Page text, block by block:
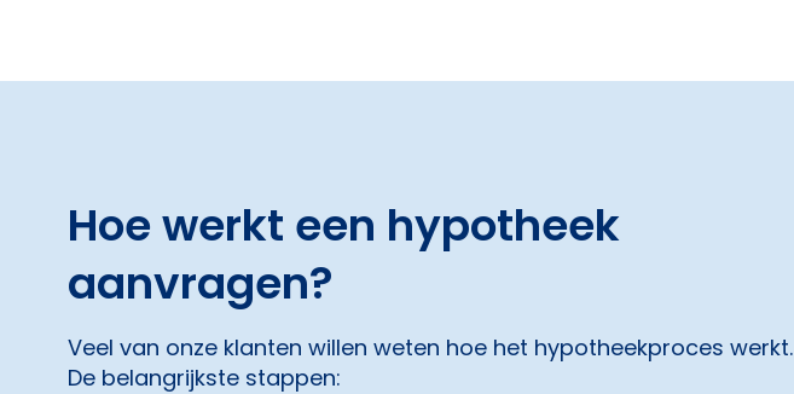
Hoe werkt een hypotheek
aanvragen?
Veel van onze klanten willen weten hoe het hypotheekproces werkt.
De belangrijkste stappen: